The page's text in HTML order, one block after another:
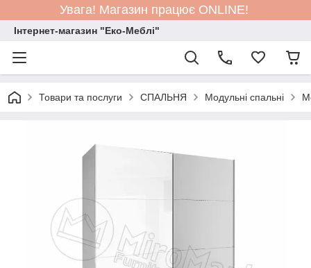
Увага! Магазин працює ONLINE!
Інтернет-магазин "Еко-Меблі"
Товари та послуги СПАЛЬНЯ Модульні спальні